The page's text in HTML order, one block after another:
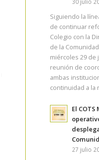
Siguiendo la
de continuar
Colegio con la
de la
miércoles 29 de
reunión de
ambas
continuidad a la
El
27 julio